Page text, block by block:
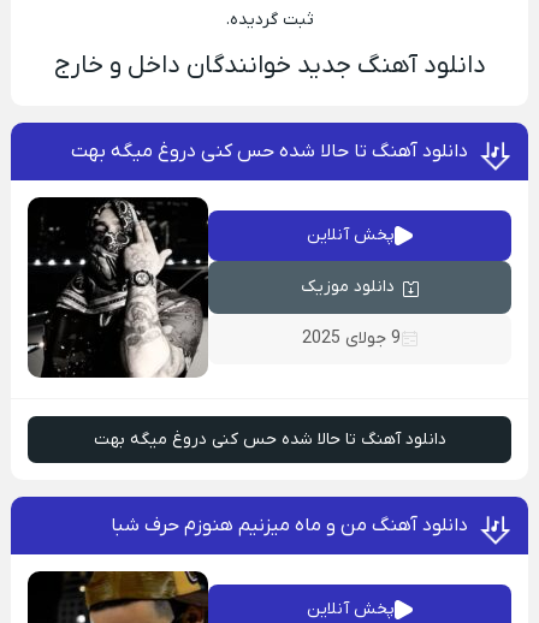
ثبت گردیده.
دانلود آهنگ جدید خوانندگان داخل و خارج
دانلود آهنگ تا حالا شده حس کنی دروغ میگه بهت
پخش آنلاین
دانلود موزیک
9 جولای 2025
دانلود آهنگ تا حالا شده حس کنی دروغ میگه بهت
دانلود آهنگ من و ماه میزنیم هنوزم حرف شبا
پخش آنلاین